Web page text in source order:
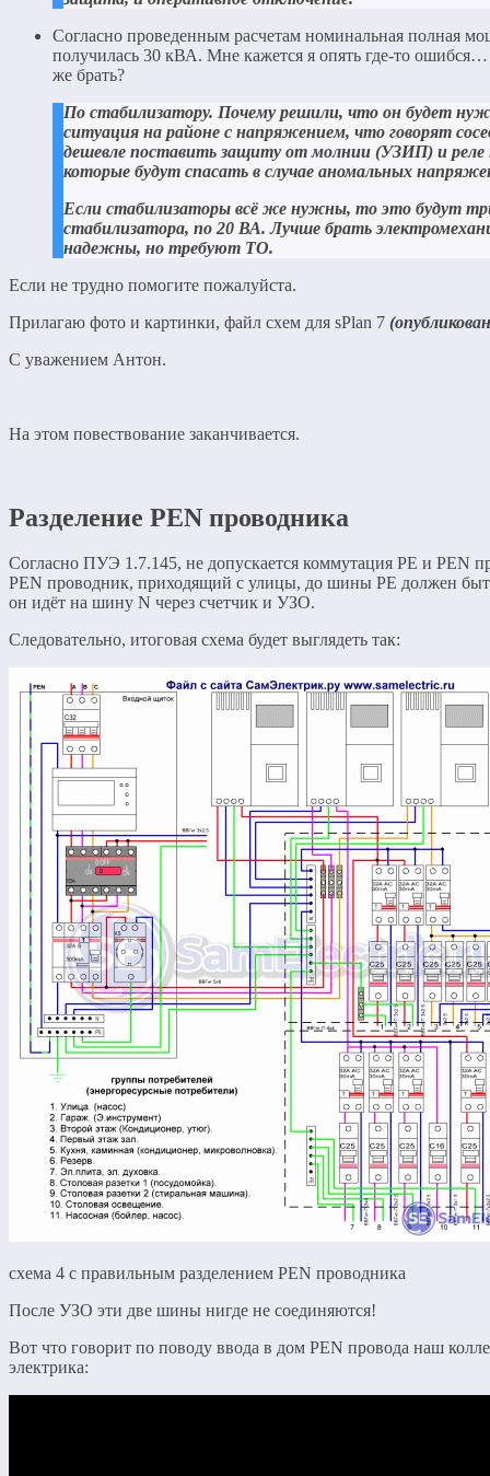
Согласно проведенным расчетам номинальная полная
получилась 30 кВА. Мне кажется я опять где-то ошибся…
же брать?
По стабилизатору. Почему решили, что он будет
ситуация на районе с напряжением, что говорят
дешевле поставить защиту от молнии (УЗИП) и
которые будут спасать в случае аномальных
Если стабилизаторы всё же нужны, то это будут
стабилизатора, по 20 ВА. Лучше брать
надежны, но требуют ТО.
Если не трудно помогите пожалуйста.
Прилагаю фото и картинки, файл схем для sPlan 7
С уважением Антон.
На этом повествование заканчивается.
Разделение PEN проводника
Согласно ПУЭ 1.7.145, не допускается коммутация PE и PEN
PEN проводник, приходящий с улицы, до шины РЕ должен
он идёт на шину N через счетчик и УЗО.
Следовательно, итоговая схема будет выглядеть так:
схема 4 с правильным разделением PEN проводника
После УЗО эти две шины нигде не соединяются!
Вот что говорит по поводу ввода в дом PEN провода наш
электрика: